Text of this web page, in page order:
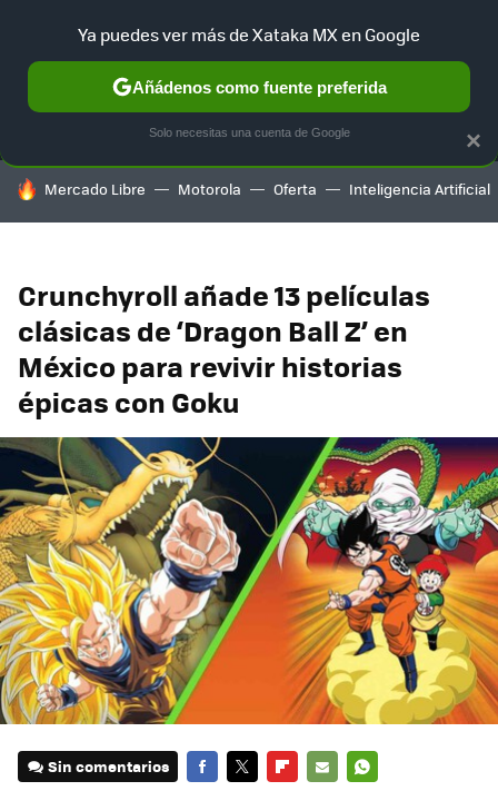
MENÚ NUEVO
GAMING HOME AUTO
HOY SE HABLA DE
Mercado Libre Motorola Oferta Inteligencia Artificial
Crunchyroll añade 13 películas
clásicas de ‘Dragon Ball Z’ en
México para revivir historias
épicas con Goku
Sin comentarios
×
Ya puedes ver más de Xataka MX en Google
Añádenos como fuente preferida
Solo necesitas una cuenta de Google